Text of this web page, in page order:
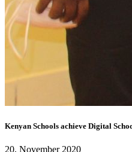
Kenyan Schools achieve Digital
20, November 2020